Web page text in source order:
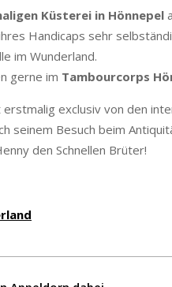
Küsterei in Hönnepel
Handicaps sehr
im Wunderland.
gerne im Tambourcorps
exclusiv von den
seinem Besuch beim
den Schnellen Brüter!